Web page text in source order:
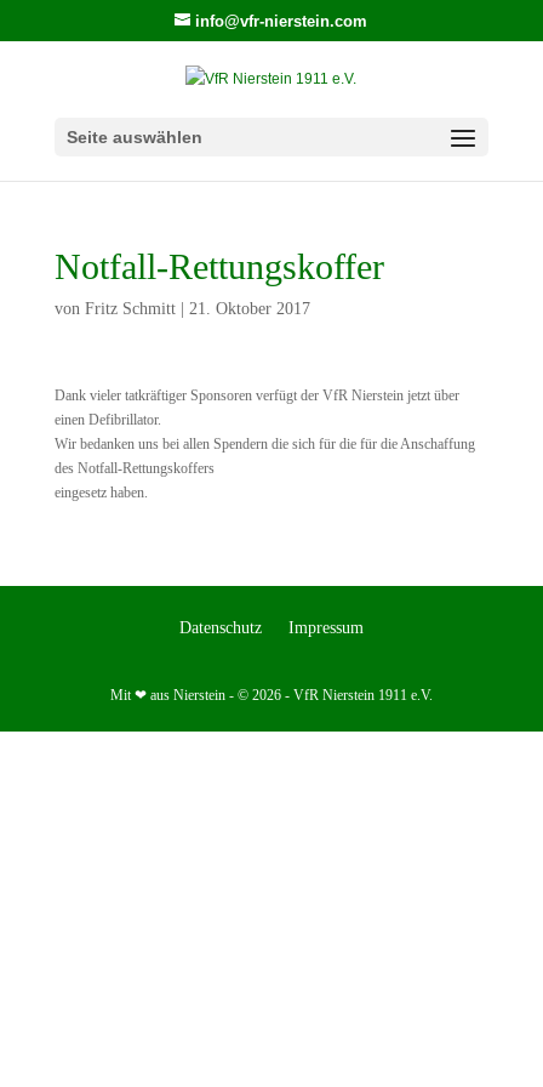
info@vfr-nierstein.com
Seite auswählen
Notfall-Rettungskoffer
von Fritz Schmitt| 21. Oktober 2017
Dank vieler tatkräftiger Sponsoren verfügt der VfR Nierstein jetzt über
einen Defibrillator.
Wir bedanken uns bei allen Spendern die sich für die für die Anschaffung
des Notfall-Rettungskoffers
eingesetz haben.
Datenschutz Impressum
Mit ❤ aus Nierstein - © 2026 - VfR Nierstein 1911 e.V.